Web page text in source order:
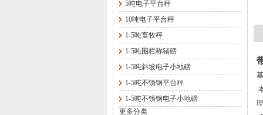
5吨电子平台秤
10吨电子平台秤
1-5吨畜牧秤
1-5吨围栏称猪磅
1-5吨斜坡电子小地磅
1-5吨不锈钢平台秤
1-5吨不锈钢电子小地磅
更多分类